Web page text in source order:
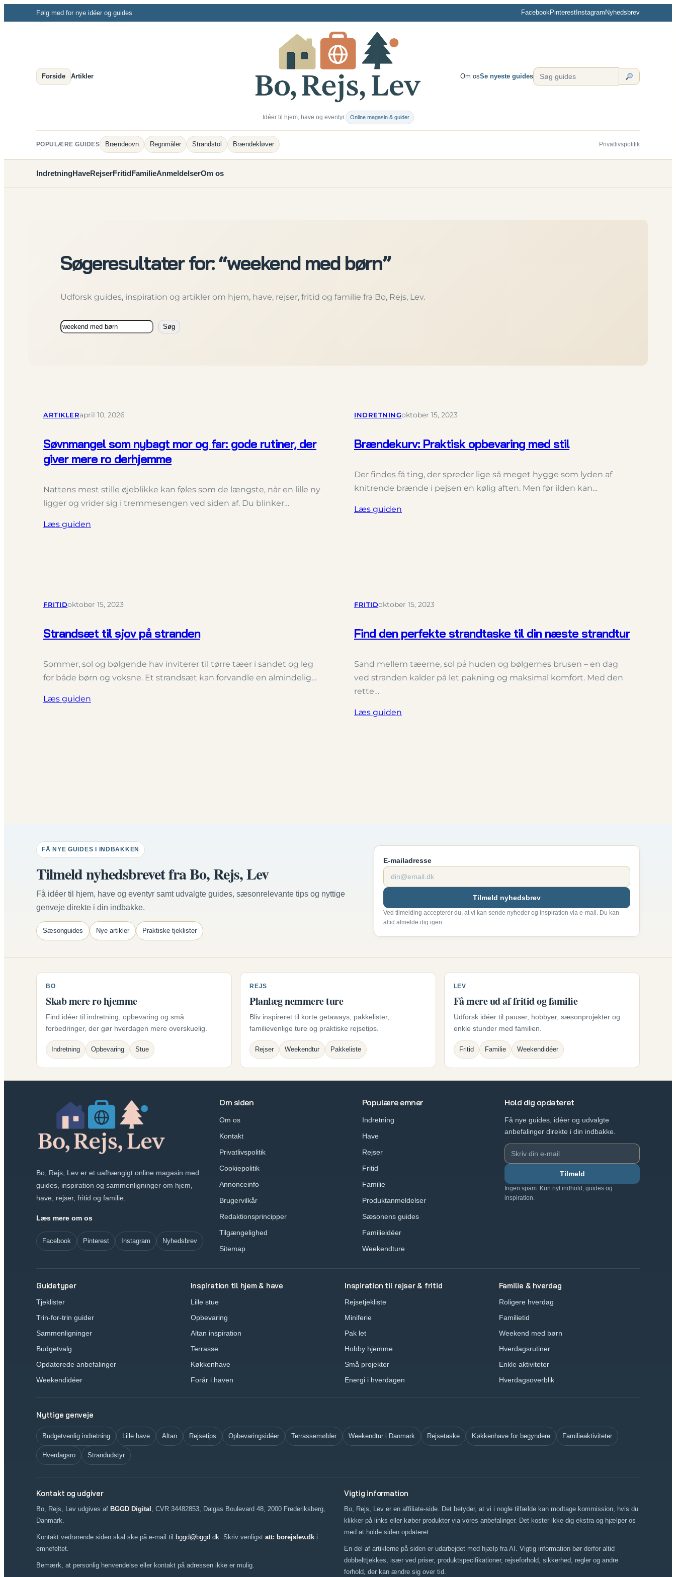
til
Følg med for nye idéer og guides FacebookPinterest Instagram Nyhedsbrev
Forside Artikler
Idéer til hjem, have og eventyr. Online magasin & guider
Om osSe nyeste guides
POPULÆRE GUIDES Brændeovn Regnmåler Strandstol Brændekløver Privatlivspolitik
IndretningHaveRejserFritidFamilieAnmeldelserOm os
Søgeresultater for: “weekend med børn”
Udforsk guides, inspiration og artikler om hjem, have, rejser, fritid og familie fra Bo, Rejs, Lev.
Søg Søg
ARTIKLERapril 10, 2026
Søvnmangel som nybagt mor og far: gode rutiner, der
giver mere ro derhjemme
Nattens mest stille øjeblikke kan føles som de længste, når en lille ny
ligger og vrider sig i tremmesengen ved siden af. Du blinker…
Læs guiden
INDRETNINGoktober 15, 2023
Brændekurv: Praktisk opbevaring med stil
Der findes få ting, der spreder lige så meget hygge som lyden af
knitrende brænde i pejsen en kølig aften. Men før ilden kan…
Læs guiden
FRITIDoktober 15, 2023
Strandsæt til sjov på stranden
Sommer, sol og bølgende hav inviterer til tørre tæer i sandet og leg
for både børn og voksne. Et strandsæt kan forvandle en almindelig…
Læs guiden
FRITIDoktober 15, 2023
Find den perfekte strandtaske til din næste strandtur
Sand mellem tæerne, sol på huden og bølgernes brusen – en dag
ved stranden kalder på let pakning og maksimal komfort. Med den
rette…
Læs guiden
FÅ NYE GUIDES I INDBAKKEN
Tilmeld nyhedsbrevet fra Bo, Rejs, Lev
Få idéer til hjem, have og eventyr samt udvalgte guides, sæsonrelevante tips og nyttige
genveje direkte i din indbakke.
Sæsonguides Nye artikler Praktiske tjeklister
E-mailadresse
Tilmeld nyhedsbrev
Ved tilmelding accepterer du, at vi kan sende nyheder og inspiration via e-mail. Du kan
altid afmelde dig igen.
BO
Skab mere ro hjemme
Find idéer til indretning, opbevaring og små
forbedringer, der gør hverdagen mere overskuelig.
Indretning Opbevaring Stue
REJS
Planlæg nemmere ture
Bliv inspireret til korte getaways, pakkelister,
familievenlige ture og praktiske rejsetips.
Rejser Weekendtur Pakkeliste
LEV
Få mere ud af fritid og familie
Udforsk idéer til pauser, hobbyer, sæsonprojekter og
enkle stunder med familien.
Fritid Familie Weekendidéer
Bo, Rejs, Lev er et uafhængigt online magasin med
guides, inspiration og sammenligninger om hjem,
have, rejser, fritid og familie.
Læs mere om os
Facebook Pinterest Instagram Nyhedsbrev
Om siden
Om os
Kontakt
Privatlivspolitik
Cookiepolitik
Annonceinfo
Brugervilkår
Redaktionsprincipper
Tilgængelighed
Sitemap
Populære emner
Indretning
Have
Rejser
Fritid
Familie
Produktanmeldelser
Sæsonens guides
Familieidéer
Weekendture
Hold dig opdateret
Få nye guides, idéer og udvalgte
anbefalinger direkte i din indbakke.
Tilmeld
Ingen spam. Kun nyt indhold, guides og
inspiration.
Guidetyper
Tjeklister
Trin-for-trin guider
Sammenligninger
Budgetvalg
Opdaterede anbefalinger
Weekendidéer
Inspiration til hjem & have
Lille stue
Opbevaring
Altan inspiration
Terrasse
Køkkenhave
Forår i haven
Inspiration til rejser & fritid
Rejsetjekliste
Miniferie
Pak let
Hobby hjemme
Små projekter
Energi i hverdagen
Familie & hverdag
Roligere hverdag
Familietid
Weekend med børn
Hverdagsrutiner
Enkle aktiviteter
Hverdagsoverblik
Nyttige genveje
Budgetvenlig indretning Lille have Altan Rejsetips Opbevaringsidéer Terrassemøbler Weekendtur i Danmark Rejsetaske Køkkenhave for begyndere Familieaktiviteter
Hverdagsro Strandudstyr
Kontakt og udgiver
Bo, Rejs, Lev udgives af BGGD Digital , CVR 34482853, Dalgas Boulevard 48, 2000 Frederiksberg,
Danmark.
Kontakt vedrørende siden skal ske på e-mail til bggd@bggd.dk. Skriv venligst att: borejslev.dk i
emnefeltet.
Bemærk, at personlig henvendelse eller kontakt på adressen ikke er mulig.
Vigtig information
Bo, Rejs, Lev er en affiliate-side. Det betyder, at vi i nogle tilfælde kan modtage kommission, hvis du
klikker på links eller køber produkter via vores anbefalinger. Det koster ikke dig ekstra og hjælper os
med at holde siden opdateret.
En del af artiklerne på siden er udarbejdet med hjælp fra AI. Vigtig information bør derfor altid
dobbelttjekkes, især ved priser, produktspecifikationer, rejseforhold, sikkerhed, regler og andre
forhold, der kan ændre sig over tid.